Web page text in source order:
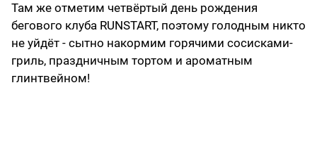
Там же отметим четвёртый день рождения
бегового клуба RUNSTART, поэтому голодным никто
не уйдёт - сытно накормим горячими сосисками-
гриль, праздничным тортом и ароматным
глинтвейном!